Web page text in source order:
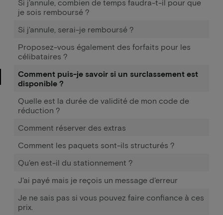
Si j'annule, combien de temps faudra-t-il pour que
je sois remboursé ?
Si j'annule, serai-je remboursé ?
Proposez-vous également des forfaits pour les
célibataires ?
Comment puis-je savoir si un surclassement est
disponible ?
Quelle est la durée de validité de mon code de
réduction ?
Comment réserver des extras
Comment les paquets sont-ils structurés ?
Qu'en est-il du stationnement ?
J'ai payé mais je reçois un message d'erreur
Je ne sais pas si vous pouvez faire confiance à ces
prix.